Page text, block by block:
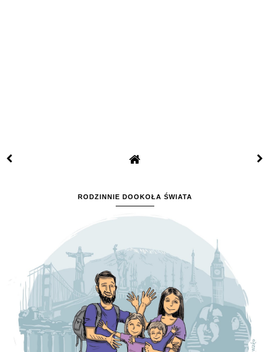
RODZINNIE DOOKOŁA ŚWIATA